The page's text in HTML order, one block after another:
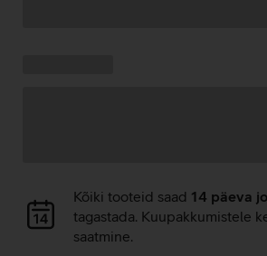
Andmete
laadimine
Kõiki tooteid saad 14 päeva
tagastada. Kuupakkumistele
saatmine.